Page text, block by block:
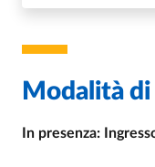
Modalità di
In presenza: